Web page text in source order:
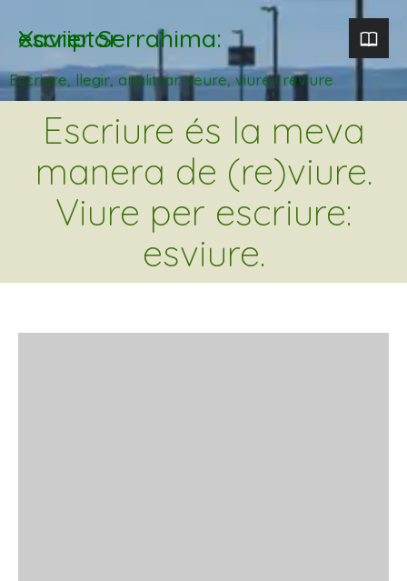
Xavier Serrahima: escriptor
Escriure, llegir, analitzar. veure, viure i reviure
Escriure és la meva
manera de (re)viure.
Viure per escriure:
esviure.